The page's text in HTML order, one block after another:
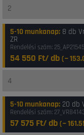
5-10 munkanap: 8 db
ZR
Rendelési szám:
54 550 Ft/ db (~
5-10 munkanap: 20 db
Rendelési szám:
57 575 Ft/ db (~